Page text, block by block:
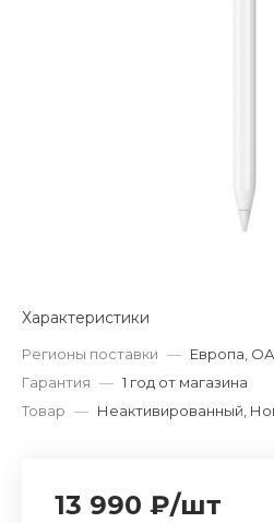
Характеристики
Регионы поставки — Европа,
Гарантия — 1 год от магазина
Товар — Неактивированный,
13 990 ₽/шт